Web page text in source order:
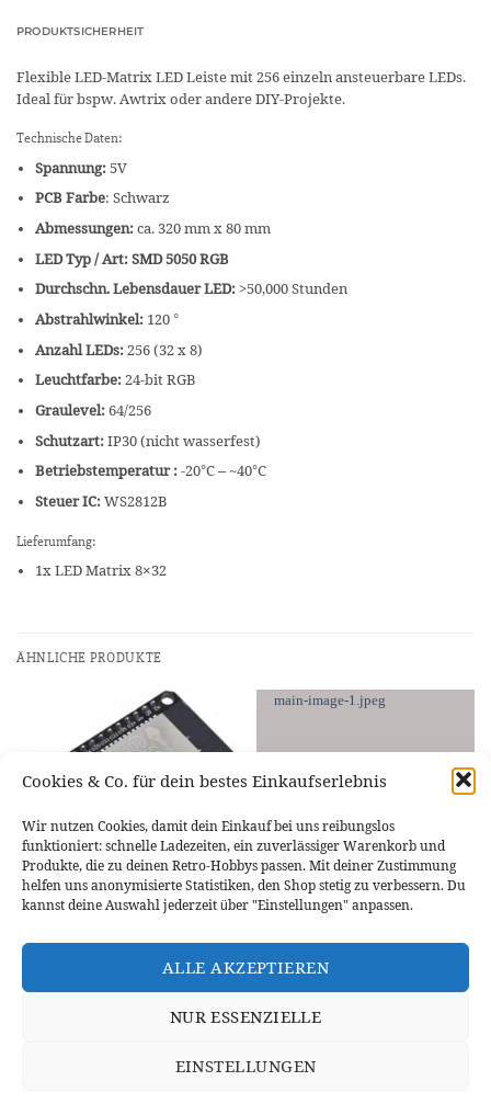
Cookies & Co. für dein bestes Einkaufserlebnis
Wir nutzen Cookies, damit dein Einkauf bei uns reibungslos
funktioniert: schnelle Ladezeiten, ein zuverlässiger Warenkorb und
Produkte, die zu deinen Retro-Hobbys passen. Mit deiner Zustimmung
helfen uns anonymisierte Statistiken, den Shop stetig zu verbessern. Du
kannst deine Auswahl jederzeit über "Einstellungen" anpassen.
ALLE AKZEPTIEREN
NUR ESSENZIELLE
EINSTELLUNGEN
PRODUKTSICHERHEIT
Flexible LED-Matrix LED Leiste mit 256 einzeln ansteuerbare LEDs.
Ideal für bspw. Awtrix oder andere DIY-Projekte.
Technische Daten:
Spannung:5V
PCB Farbe: Schwarz
Abmessungen:ca. 320 mm x 80 mm
LED Typ / Art: SMD 5050 RGB
Durchschn. Lebensdauer LED:>50,000 Stunden
Abstrahlwinkel:120 °
Anzahl LEDs:256 (32 x 8)
Leuchtfarbe:24-bit RGB
Graulevel:64/256
Schutzart:IP30 (nicht wasserfest)
Betriebstemperatur :-20°C – ~40°C
Steuer IC:WS2812B
Lieferumfang:
1x LED Matrix 8×32
ÄHNLICHE PRODUKTE
IN DEN WARENKORB